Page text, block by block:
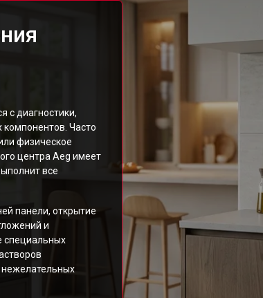
с диагностики,
Часто
физическое
центра Aeg имеет
все
панели, открытие
и
специальных